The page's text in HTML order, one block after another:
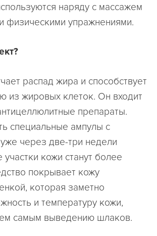
наряду с массажем
физическими упражнениями.
распад жира и способствует
из жировых клеток. Он входит
препараты.
специальные ампулы с
через две-три недели
кожи станут более
покрывает кожу
которая заметно
и температуру кожи,
самым выведению шлаков.